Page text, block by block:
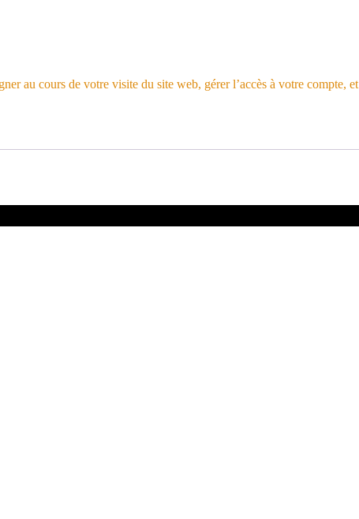
au cours de votre visite du site web, gérer l’accès à votre compte,